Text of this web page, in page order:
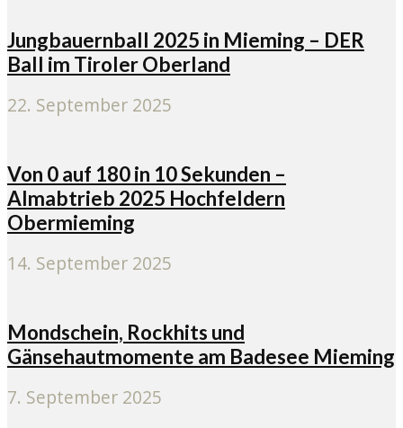
Jungbauernball 2025 in Mieming – DER
Ball im Tiroler Oberland
22. September 2025
Von 0 auf 180 in 10 Sekunden –
Almabtrieb 2025 Hochfeldern
Obermieming
14. September 2025
Mondschein, Rockhits und
Gänsehautmomente am Badesee Mieming
7. September 2025